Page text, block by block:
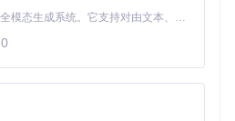
MiniMax H3 是一个通用的全模态生成系统。它支持对由文本、图像、视频和音频组成的多模态上下文进行统一理解，并能生成分辨率高达 2K、时长可达 15 秒的带原生立体声音频的视频。得益于面向任务泛化的系统设计，H3 在预训练阶段就已具备广泛的多模态上下文理解与生成能力，能够出色地执行复杂的多模态指令。
0